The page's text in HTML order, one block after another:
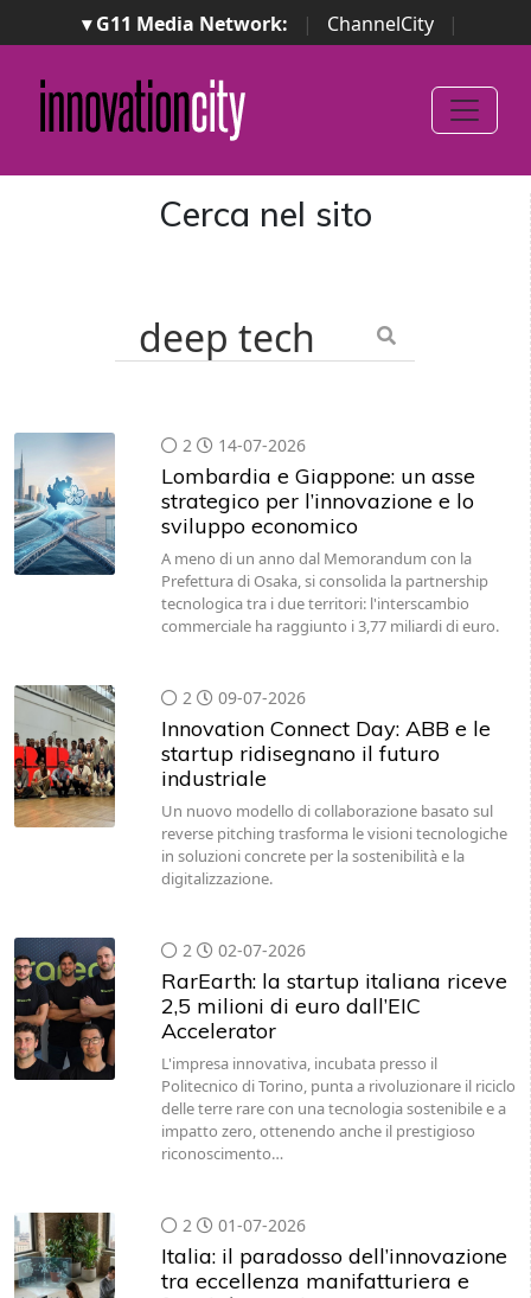
▾ G11 Media Network: | ChannelCity
|
ImpresaCity | SecurityOpenLab | Italian Channel
Awards
Italian Project Awards
Italian Security
Awards
Cerca nel sito
2 14-07-2026
Lombardia e Giappone: un asse
strategico per l’innovazione e lo
sviluppo economico
A meno di un anno dal Memorandum con la
Prefettura di Osaka, si consolida la partnership
tecnologica tra i due territori: l'interscambio
commerciale ha raggiunto i 3,77 miliardi di euro.
2 09-07-2026
Innovation Connect Day: ABB e le
startup ridisegnano il futuro
industriale
Un nuovo modello di collaborazione basato sul
reverse pitching trasforma le visioni tecnologiche
in soluzioni concrete per la sostenibilità e la
digitalizzazione.
2 02-07-2026
RarEarth: la startup italiana riceve
2,5 milioni di euro dall’EIC
Accelerator
L'impresa innovativa, incubata presso il
Politecnico di Torino, punta a rivoluzionare il riciclo
delle terre rare con una tecnologia sostenibile e a
impatto zero, ottenendo anche il prestigioso
riconoscimento…
2 01-07-2026
Italia: il paradosso dell’innovazione
tra eccellenza manifatturiera e